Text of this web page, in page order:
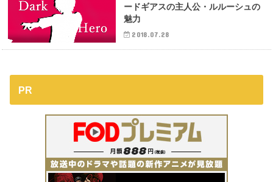
ードギアスの主人公・ルルーシュの
魅力
2018.07.28
PR